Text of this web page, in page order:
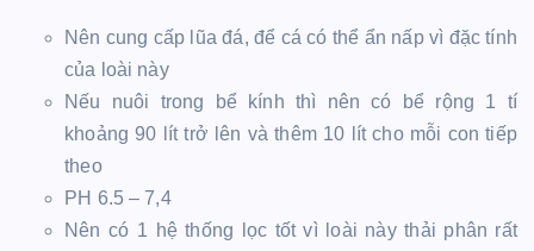
Nên cung cấp lũa đá, để cá có thể ẩn nấp vì đặc tính
của loài này
Nếu nuôi trong bể kính thì nên có bể rộng 1 tí
khoảng 90 lít trở lên và thêm 10 lít cho mỗi con tiếp
theo
PH 6.5 – 7,4
Nên có 1 hệ thống lọc tốt vì loài này thải phân rất